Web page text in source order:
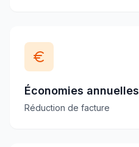
Économies annuelles
Réduction de facture